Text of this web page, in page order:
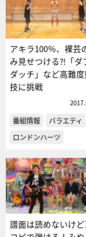
アキラ100％、裸芸
み見せつける⁈「ダ
ダッチ」など高難
技に挑戦
番組情報
バラエティ
ロンドンハーツ
譜面は読めないけ